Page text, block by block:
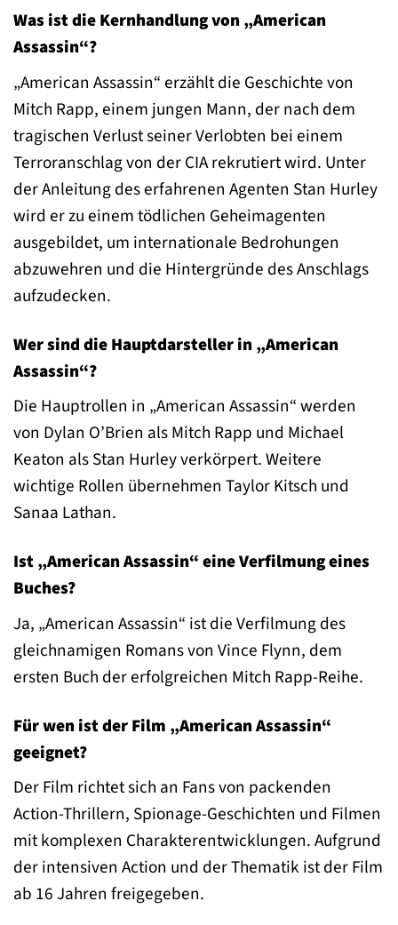
Was ist die Kernhandlung von „American
Assassin“?
„American Assassin“ erzählt die Geschichte von
Mitch Rapp, einem jungen Mann, der nach dem
tragischen Verlust seiner Verlobten bei einem
Terroranschlag von der CIA rekrutiert wird. Unter
der Anleitung des erfahrenen Agenten Stan Hurley
wird er zu einem tödlichen Geheimagenten
ausgebildet, um internationale Bedrohungen
abzuwehren und die Hintergründe des Anschlags
aufzudecken.
Wer sind die Hauptdarsteller in „American
Assassin“?
Die Hauptrollen in „American Assassin“ werden
von Dylan O’Brien als Mitch Rapp und Michael
Keaton als Stan Hurley verkörpert. Weitere
wichtige Rollen übernehmen Taylor Kitsch und
Sanaa Lathan.
Ist „American Assassin“ eine Verfilmung eines
Buches?
Ja, „American Assassin“ ist die Verfilmung des
gleichnamigen Romans von Vince Flynn, dem
ersten Buch der erfolgreichen Mitch Rapp-Reihe.
Für wen ist der Film „American Assassin“
geeignet?
Der Film richtet sich an Fans von packenden
Action-Thrillern, Spionage-Geschichten und Filmen
mit komplexen Charakterentwicklungen. Aufgrund
der intensiven Action und der Thematik ist der Film
ab 16 Jahren freigegeben.